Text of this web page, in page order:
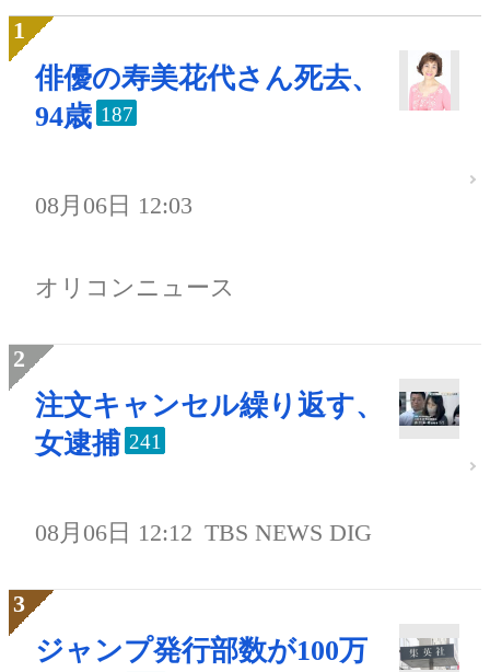
俳優の寿美花代さん死去、
94歳 187
08月06日 12:03
オリコンニュース
注文キャンセル繰り返す、
女逮捕 241
08月06日 12:12 TBS NEWS DIG
ジャンプ発行部数が100万